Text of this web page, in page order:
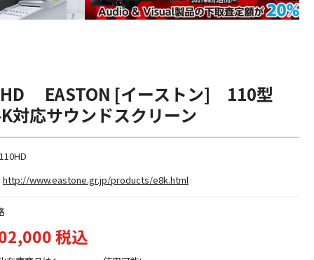
EASTON [イーストン] 110型
対応サウンドスクリーン
http://www.eastone.gr.jp/products/e8k.html
税込